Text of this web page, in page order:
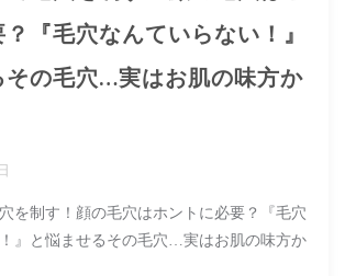
『毛穴なんていらない！』
その毛穴…実はお肌の味方か
を制す！顔の毛穴はホントに必要？『毛穴
』と悩ませるその毛穴…実はお肌の味方か